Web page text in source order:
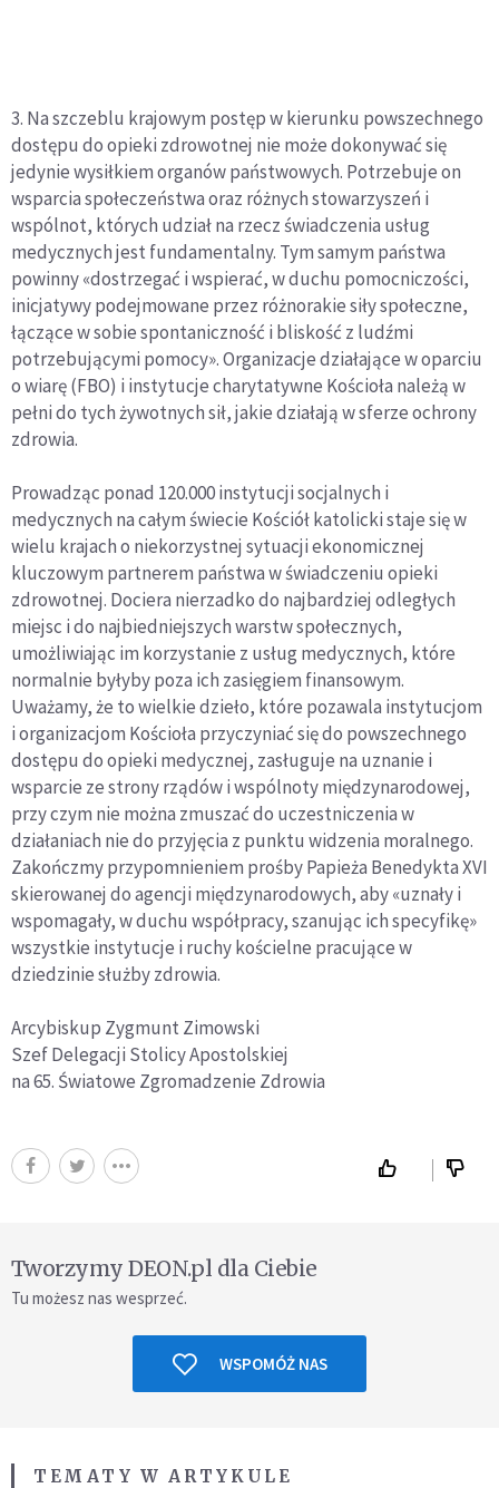
3. Na szczeblu krajowym postęp w kierunku powszechnego
dostępu do opieki zdrowotnej nie może dokonywać się
jedynie wysiłkiem organów państwowych. Potrzebuje on
wsparcia społeczeństwa oraz różnych stowarzyszeń i
wspólnot, których udział na rzecz świadczenia usług
medycznych jest fundamentalny. Tym samym państwa
powinny «dostrzegać i wspierać, w duchu pomocniczości,
inicjatywy podejmowane przez różnorakie siły społeczne,
łączące w sobie spontaniczność i bliskość z ludźmi
potrzebującymi pomocy». Organizacje działające w oparciu
o wiarę (FBO) i instytucje charytatywne Kościoła należą w
pełni do tych żywotnych sił, jakie działają w sferze ochrony
zdrowia.
Prowadząc ponad 120.000 instytucji socjalnych i
medycznych na całym świecie Kościół katolicki staje się w
wielu krajach o niekorzystnej sytuacji ekonomicznej
kluczowym partnerem państwa w świadczeniu opieki
zdrowotnej. Dociera nierzadko do najbardziej odległych
miejsc i do najbiedniejszych warstw społecznych,
umożliwiając im korzystanie z usług medycznych, które
normalnie byłyby poza ich zasięgiem finansowym.
Uważamy, że to wielkie dzieło, które pozawala instytucjom
i organizacjom Kościoła przyczyniać się do powszechnego
dostępu do opieki medycznej, zasługuje na uznanie i
wsparcie ze strony rządów i wspólnoty międzynarodowej,
przy czym nie można zmuszać do uczestniczenia w
działaniach nie do przyjęcia z punktu widzenia moralnego.
Zakończmy przypomnieniem prośby Papieża Benedykta XVI
skierowanej do agencji międzynarodowych, aby «uznały i
wspomagały, w duchu współpracy, szanując ich specyfikę»
wszystkie instytucje i ruchy kościelne pracujące w
dziedzinie służby zdrowia.
Arcybiskup Zygmunt Zimowski
Szef Delegacji Stolicy Apostolskiej
na 65. Światowe Zgromadzenie Zdrowia
Tworzymy DEON.pl dla Ciebie
Tu możesz nas wesprzeć.
WSPOMÓŻ NAS
TEMATY W ARTYKULE